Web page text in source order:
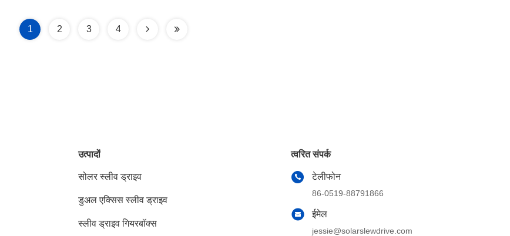
1 2 3 4
उत्पादों
सोलर स्लीव ड्राइव
डुअल एक्सिस स्लीव ड्राइव
स्लीव ड्राइव गियरबॉक्स
त्वरित संपर्क
टेलीफोन
86-0519-88791866
ईमेल
jessie@solarslewdrive.com